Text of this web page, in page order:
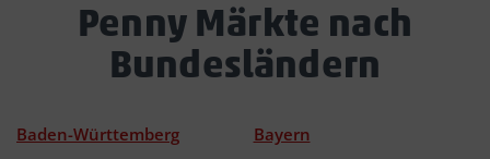
Penny Märkte nach
Bundesländern
Baden-Württemberg
Bayern